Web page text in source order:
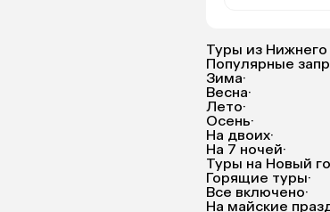
Туры из
Популярные
Зима·
Весна·
Лето·
Осень·
На двоих·
На 7 ночей·
Туры на Новый
Горящие туры·
Все включено·
На майские